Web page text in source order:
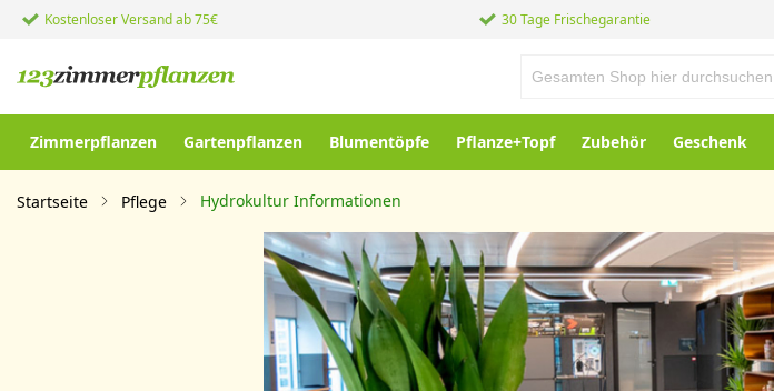
Kostenloser Versand ab 75€ 30 Tage Frischegarantie
Zimmerpflanzen Gartenpflanzen Blumentöpfe Pflanze+Topf Zubehör Geschenk
Startseite Pflege Hydrokultur Informationen